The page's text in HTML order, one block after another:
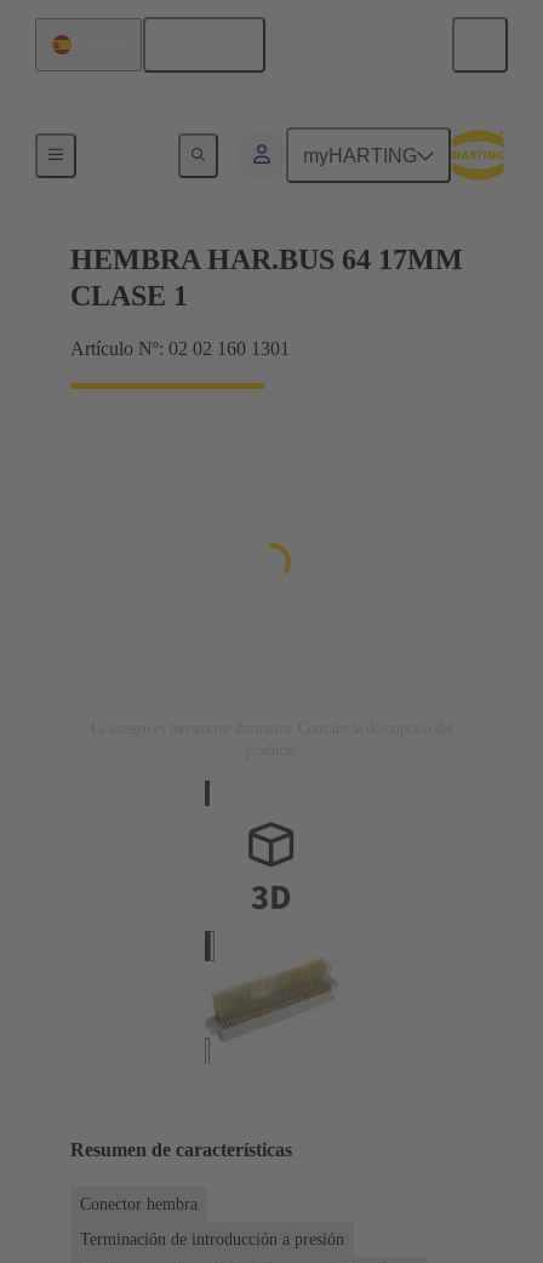
myHARTING
Terminación de placa madre a tarjeta hija
HEMBRA HAR.BUS 64 17MM
CLASE 1
Artículo Nº: 02 02 160 1301
Resumen de características
Conector hembra
Terminación de introducción a presión